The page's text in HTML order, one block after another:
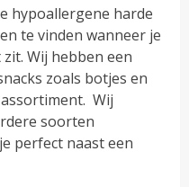
hypoallergene harde
te vinden wanneer je
Wij hebben een
zoals botjes en
Wij
soorten
perfect naast een